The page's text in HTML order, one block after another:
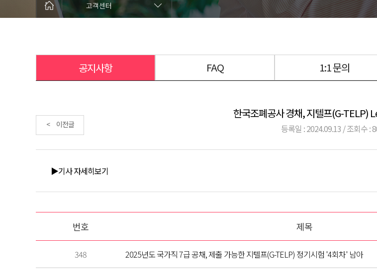
고객센터
공지사항 FAQ 1:1 문의
한국조폐공사 경채, 지텔프(G-TELP)
등록일 : 2024.09.13 / 조회수 :
< 이전글
▶기사 자세히보기
번호 제목
348 2025년도 국가직 7급 공채, 제출 가능한 지텔프(G-TELP) 정기시험 '4회차' 남아